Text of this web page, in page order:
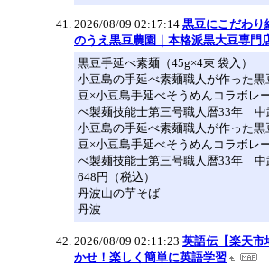
2026/08/09 02:17:14 黒豆にこだわり
のうえ黒豆農園｜本格派黒大豆専門
黒豆手延べ素麺（45g×4束 袋入）
小豆島の手延べ素麺職人が作った
豆×小豆島手延べそうめんコラボ
べ製麺技能士第三号職人暦33年 中
小豆島の手延べ素麺職人が作った
豆×小豆島手延べそうめんコラボ
べ製麺技能士第三号職人暦33年 中
648円（税込）
丹波山の芋そば
丹波
2026/08/09 02:11:23 英語伝【楽天市
かせ！楽しく簡単に英語学習